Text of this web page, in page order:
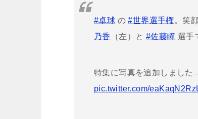
#卓球 の#世界選手権。笑
乃香
（左）と #佐藤瞳 選手
特集に写真を追加しました
pic.twitter.com/